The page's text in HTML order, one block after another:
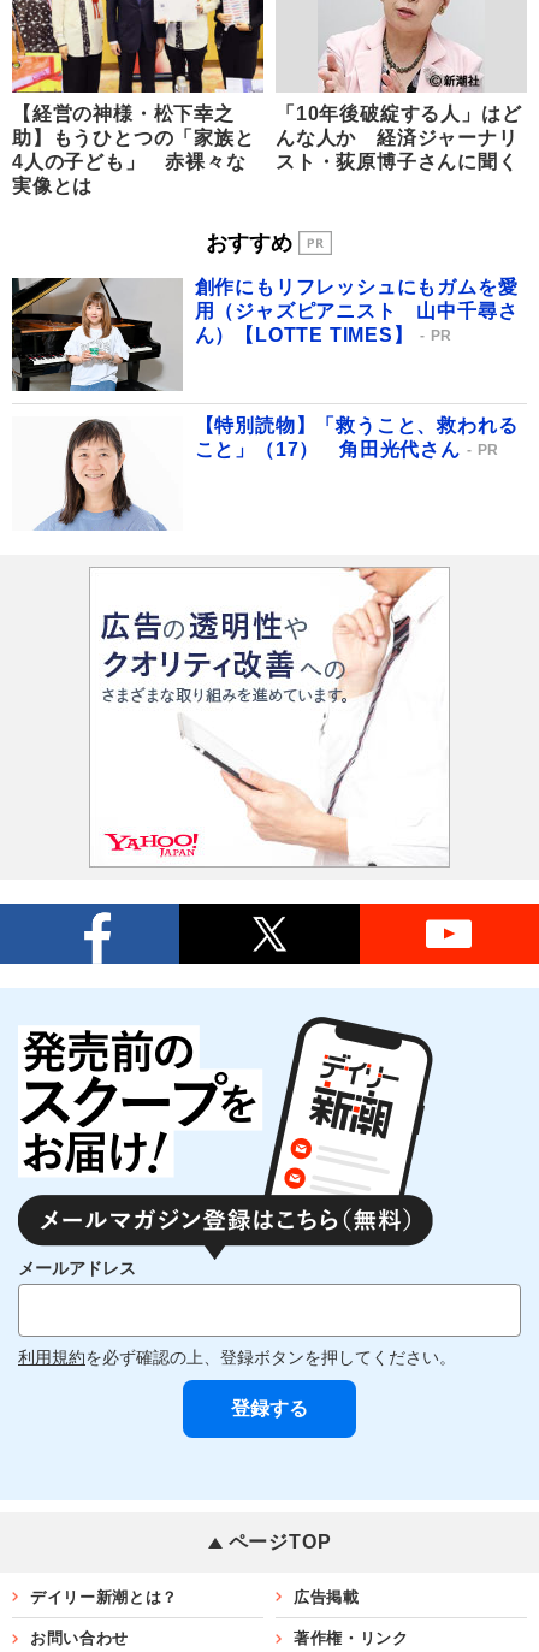
【経営の神様・松下幸之
助】もうひとつの「家族と
4人の子ども」 赤裸々な
実像とは
「10年後破綻する人」はど
んな人か 経済ジャーナリ
スト・荻原博子さんに聞く
おすすめ
創作にもリフレッシュにもガムを愛
用（ジャズピアニスト 山中千尋さ
ん）【LOTTE TIMES】
PR
【特別読物】「救うこと、救われる
こと」（17） 角田光代さん
PR
メールアドレス
利用規約を必ず確認の上、登録ボタンを押してください。
ページTOP
デイリー新潮とは？ 広告掲載
お問い合わせ 著作権・リンク